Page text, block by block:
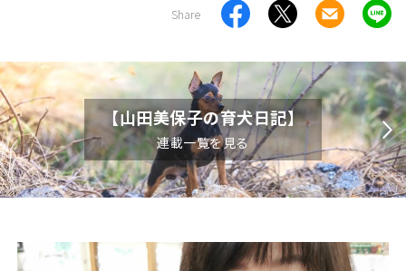
Share
【山田美保子の育犬日記】
連載一覧を見る